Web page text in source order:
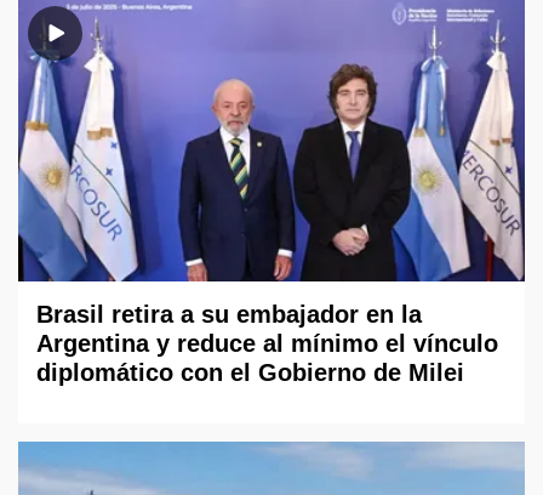
Brasil retira a su embajador en la
Argentina y reduce al mínimo el vínculo
diplomático con el Gobierno de Milei